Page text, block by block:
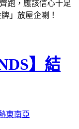
跑，應該信心十足
」放屋企喇！
】結